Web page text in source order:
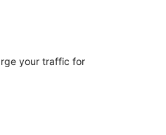
your traffic for